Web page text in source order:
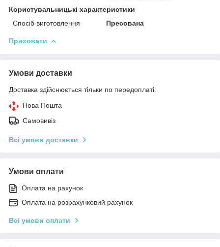
Користувальницькі характеристики
Спосіб виготовлення
Пресована
Приховати
Умови доставки
Доставка здійснюється тільки по передоплаті.
Нова Пошта
Самовивіз
Всі умови доставки
Умови оплати
Оплата на рахунок
Оплата на розрахунковий рахунок
Всі умови оплати